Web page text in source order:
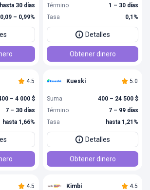
hasta 30 días
0,09 – 0,99%
Término
1 – 30 días
Tasa
0,1%
Detalles
Obtener dinero
4.5
– 4 000 $
7 – 30 días
hasta 1,66%
Kueski 5.0
Suma
400 – 24 500 $
Término
7 – 99 días
Tasa
hasta 1,21%
Detalles
Obtener dinero
4.5 Kimbi 4.5